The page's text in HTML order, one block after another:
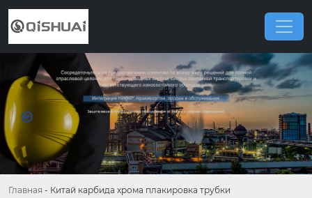
Главная - Китай карбида хрома плакировка трубки